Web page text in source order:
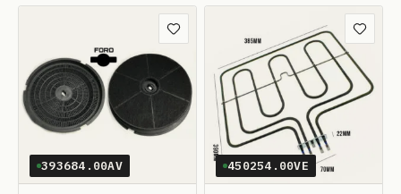
Aggiungi ai preferiti
393684.00AV 450254.00VE